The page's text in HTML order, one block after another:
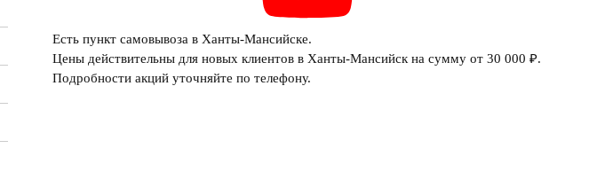
Есть пункт самовывоза в Ханты-Мансийске.
Цены действительны для новых клиентов в Ханты-Мансийск на сумму от 30 000 ₽.
Подробности акций уточняйте по телефону.